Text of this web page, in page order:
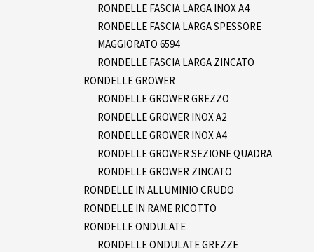
RONDELLE FASCIA LARGA INOX A4
RONDELLE FASCIA LARGA SPESSORE
MAGGIORATO 6594
RONDELLE FASCIA LARGA ZINCATO
RONDELLE GROWER
RONDELLE GROWER GREZZO
RONDELLE GROWER INOX A2
RONDELLE GROWER INOX A4
RONDELLE GROWER SEZIONE QUADRA
RONDELLE GROWER ZINCATO
RONDELLE IN ALLUMINIO CRUDO
RONDELLE IN RAME RICOTTO
RONDELLE ONDULATE
RONDELLE ONDULATE GREZZE